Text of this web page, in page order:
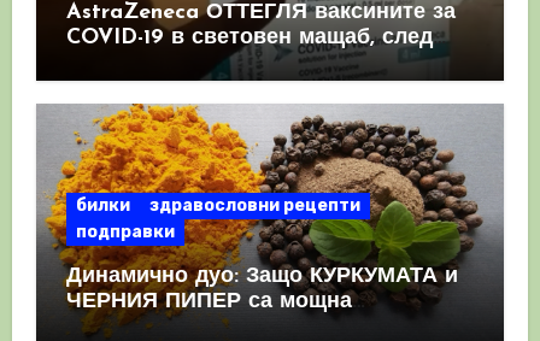
AstraZeneca ОТТЕГЛЯ ваксините за
COVID-19 в световен мащаб, след
като призна, че те причиняват
билки
здравословни рецепти
подправки
Динамично дуо: Защо КУРКУМАТА и
ЧЕРНИЯ ПИПЕР са мощна
комбинация